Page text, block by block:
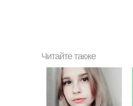
Читайте также